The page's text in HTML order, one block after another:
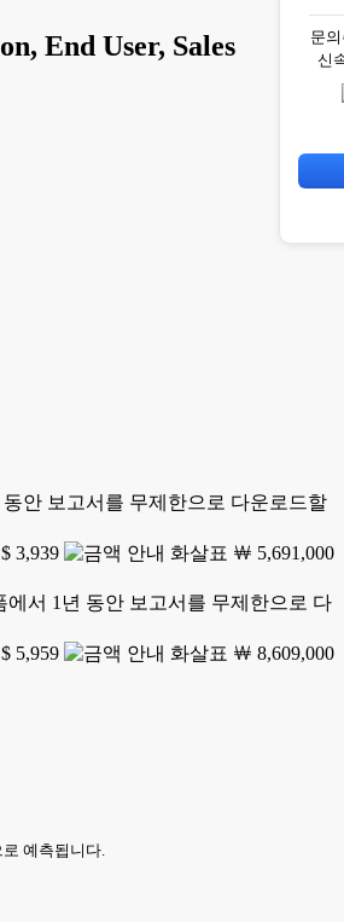
End User, Sales
안 보고서를 무제한으로 다운로드할
3,939
￦ 5,691,000
서 1년 동안 보고서를 무제한으로 다
5,959
￦ 8,609,000
로 예측됩니다.
문
신